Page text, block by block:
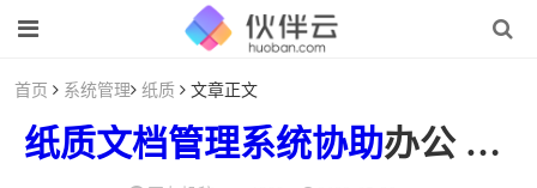
首页 系统管理 纸质 文章正文
纸质文档管理系统协助办公 提升工作效率！